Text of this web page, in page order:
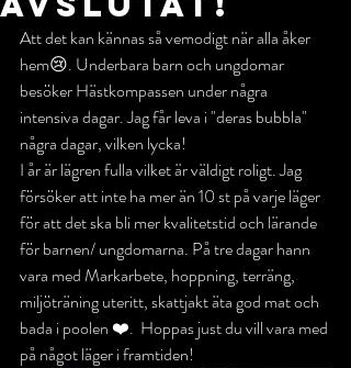
Att det kan kännas så vemodigt när alla åker
hem😢. Underbara barn och ungdomar
besöker Hästkompassen under några
intensiva dagar. Jag får leva i "deras bubbla"
några dagar, vilken lycka!
I år är lägren fulla vilket är väldigt roligt. Jag
försöker att inte ha mer än 10 st på varje läger
för att det ska bli mer kvalitetstid och lärande
för barnen/ ungdomarna. På tre dagar hann
vara med Markarbete, hoppning, terräng,
miljöträning uteritt, skattjakt äta god mat och
bada i poolen ❤️.  Hoppas just du vill vara med
på något läger i framtiden!